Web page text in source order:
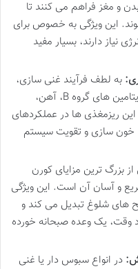
و مغز فراهم می کنند تا
این ویژگی به خصوص برای
نیاز دارند، بسیار مفید
به لطف فرآیند غنی سازی،
بسیاری از کورن فلکس ها حاوی ویتامین های گروه B، آهن،
ریزمغذی ها در عملکردهای
خون سازی و تقویت سیستم
بزرگ ترین مزایای کورن
و آسان آن است. این ویژگی
های شلوغ تبدیل می کند و
وقت، یک وعده صبحانه خورده
در انواع سبوس دار یا غنی